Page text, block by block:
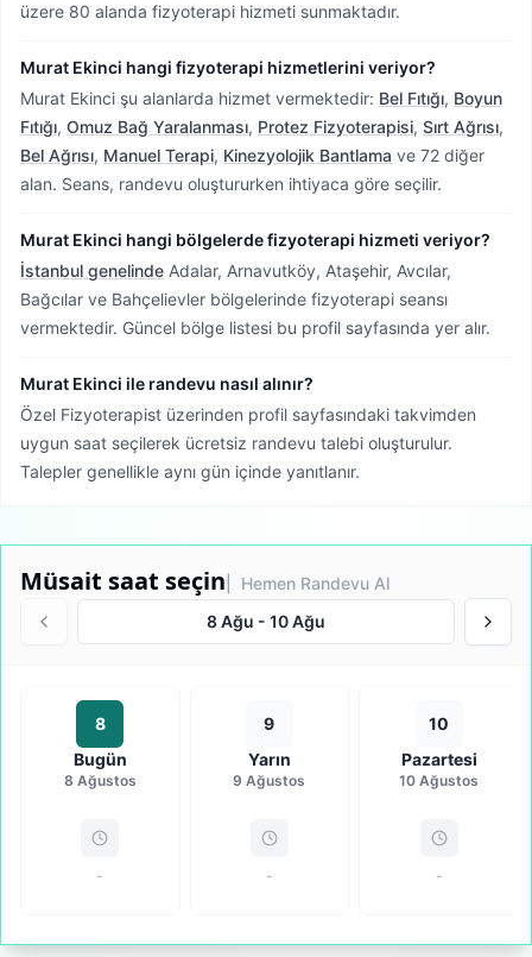
üzere 80 alanda fizyoterapi hizmeti sunmaktadır.
Murat Ekinci hangi fizyoterapi hizmetlerini veriyor?
Murat Ekinci şu alanlarda hizmet vermektedir: Bel Fıtığı, Boyun
Fıtığı, Omuz Bağ Yaralanması, Protez Fizyoterapisi, Sırt Ağrısı,
Bel Ağrısı, Manuel Terapi, Kinezyolojik Bantlama ve 72 diğer
alan. Seans, randevu oluştururken ihtiyaca göre seçilir.
Murat Ekinci hangi bölgelerde fizyoterapi hizmeti veriyor?
İstanbul genelinde Adalar, Arnavutköy, Ataşehir, Avcılar,
Bağcılar ve Bahçelievler bölgelerinde fizyoterapi seansı
vermektedir. Güncel bölge listesi bu profil sayfasında yer alır.
Murat Ekinci ile randevu nasıl alınır?
Özel Fizyoterapist üzerinden profil sayfasındaki takvimden
uygun saat seçilerek ücretsiz randevu talebi oluşturulur.
Talepler genellikle aynı gün içinde yanıtlanır.
Müsait saat seçin | Hemen Randevu Al
8 Ağu - 10 Ağu
8
Bugün
8 Ağustos
-
9
Yarın
9 Ağustos
-
10
Pazartesi
10 Ağustos
-